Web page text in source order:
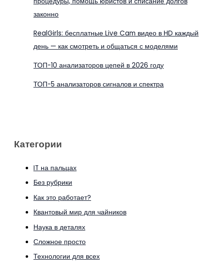
законно
RealGirls: бесплатные Live Cam видео в HD каждый
день — как смотреть и общаться с моделями
ТОП-10 анализаторов цепей в 2026 году
ТОП-5 анализаторов сигналов и спектра
Категории
IT на пальцах
Без рубрики
Как это работает?
Квантовый мир для чайников
Наука в деталях
Сложное просто
Технологии для всех